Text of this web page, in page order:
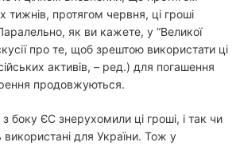
тижнів, протягом червня, ці гроші
як ви кажете, у “Великої
про те, щоб зрештою використати ці
активів, – ред.) для погашення
продовжуються.
боку ЄС знерухомили ці гроші, і так чи
використані для України. Тож у